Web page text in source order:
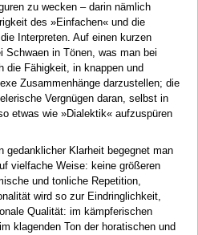
zu wecken – darin nämlich
des »Einfachen« und die
Interpreten. Auf einen kurzen
Schwaen in Tönen, was man bei
die Fähigkeit, in knappen und
Zusammenhänge darzustellen; die
Vergnügen daran, selbst in
etwas wie »Dialektik« aufzuspüren
gedanklicher Klarheit begegnet man
vielfache Weise: keine größeren
und tonliche Repetition,
wird so zur Eindringlichkeit,
Qualität: im kämpferischen
klagenden Ton der horatischen und